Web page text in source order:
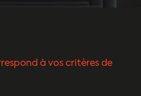
à vos critères de